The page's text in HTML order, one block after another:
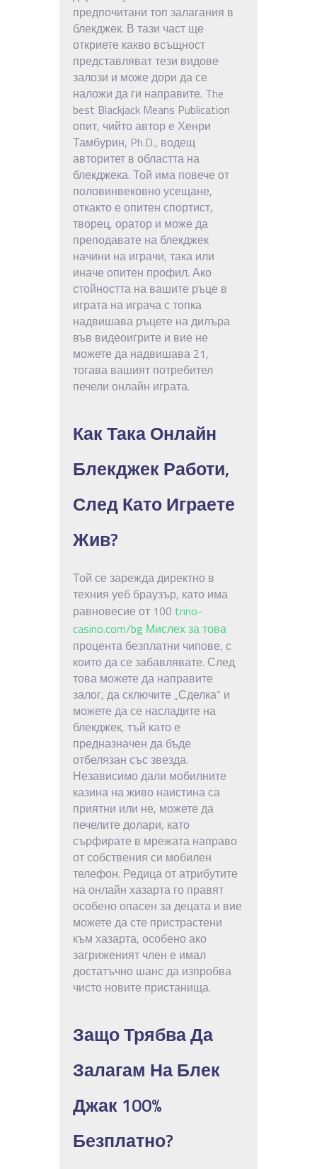
предпочитани топ залагания в
блекджек. В тази част ще
откриете какво всъщност
представляват тези видове
залози и може дори да се
наложи да ги направите. The
best Blackjack Means Publication
опит, чийто автор е Хенри
Тамбурин, Ph.D., водещ
авторитет в областта на
блекджека. Той има повече от
половинвековно усещане,
откакто е опитен спортист,
творец, оратор и може да
преподавате на блекджек
начини на играчи, така или
иначе опитен профил. Ако
стойността на вашите ръце в
играта на играча с топка
надвишава ръцете на дилъра
във видеоигрите и вие не
можете да надвишава 21,
тогава вашият потребител
печели онлайн играта.
Как Така Онлайн
Блекджек Работи,
След Като Играете
Жив?
Той се зарежда директно в
техния уеб браузър, като има
равновесие от 100 trino-
casino.com/bg Мислех за това
процента безплатни чипове, с
които да се забавлявате. След
това можете да направите
залог, да сключите „Сделка“ и
можете да се насладите на
блекджек, тъй като е
предназначен да бъде
отбелязан със звезда.
Независимо дали мобилните
казина на живо наистина са
приятни или не, можете да
печелите долари, като
сърфирате в мрежата направо
от собствения си мобилен
телефон. Редица от атрибутите
на онлайн хазарта го правят
особено опасен за децата и вие
можете да сте пристрастени
към хазарта, особено ако
загриженият член е имал
достатъчно шанс да изпробва
чисто новите пристанища.
Защо Трябва Да
Залагам На Блек
Джак 100%
Безплатно?